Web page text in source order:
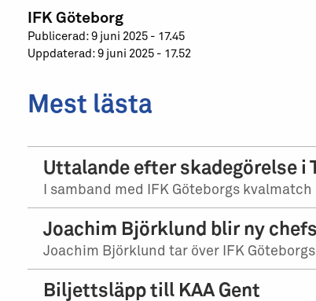
IFK Göteborg
Publicerad: 9 juni 2025 - 17.45
Uppdaterad: 9 juni 2025 - 17.52
Mest lästa
Uttalande efter skadegörelse i
I samband med IFK Göteborgs
Joachim Björklund blir ny
Joachim Björklund tar över IFK
Biljettsläpp till KAA Gent